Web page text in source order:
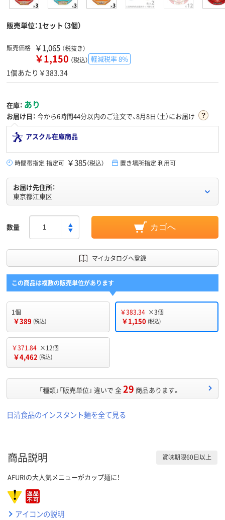
販売単位：1セット（3個）
販売価格 ￥1,065 （税抜き）
￥1,150 （税込） 軽減税率 8%
1個あたり￥383.34
在庫： あり
お届け日： 今から6時間44分以内のご注文で、8月8日（土）にお届け
アスクル在庫商品
時間帯指定 指定可 ￥385（税込） 置き場所指定 利用可
お届け先住所：
東京都江東区
数量 カゴへ
マイカタログへ登録
この商品は複数の販売単位があります
1個
￥389 (税込)
￥383.34 ×3個
￥1,150 (税込)
￥371.84 ×12個
￥4,462 (税込)
「種類」「販売単位」 違いで 全29 商品あります。
日清食品のインスタント麺を全て見る
商品説明 賞味期限60日以上
AFURIの大人気メニューがカップ麺に！
アイコンの説明